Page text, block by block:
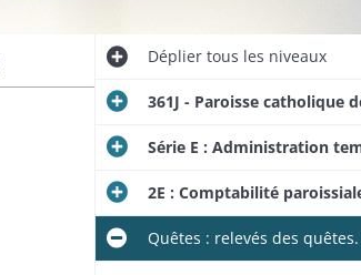
Dépliertous les niveaux
361J - Paroisse catholique
Série E : Administration
2E : Comptabilité
Quêtes : relevés des quêtes.